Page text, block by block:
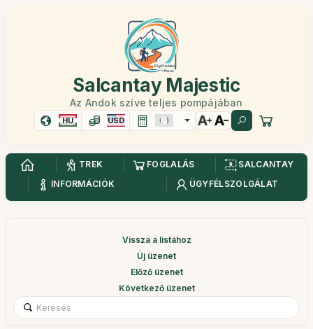
Salcantay Majestic
Az Andok szíve teljes pompájában
HU USD
TREK FOGLALÁS
SALCANTAY
INFORMÁCIÓK
ÜGYFÉLSZOLGÁLAT
Vissza a listához
Új üzenet
Előző üzenet
Következő üzenet